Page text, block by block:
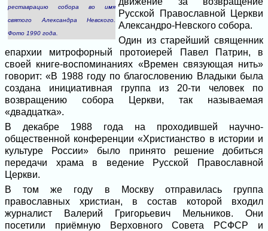
реставрацию собора во имя
святого Александра Невского.
Фото 1990 года.
Русской Православной Церкви
Александро-Невского собора.
Один из старейший священник
епархии митрофорный протоиерей Павел Патрин, в
своей книге-воспоминаниях «Времен связующая нить»
говорит: «В 1988 году по благословению Владыки была
создана инициативная группа из 20-ти человек по
возвращению собора Церкви, так называемая
«двадцатка».
В декабре 1988 года на проходившей научно-
общественной конференции «Христианство в истории и
культуре России» было принято решение добиться
передачи храма в ведение Русской Православной
Церкви.
В том же году в Москву отправилась группа
православных христиан, в состав которой входил
журналист Валерий Григорьевич Мельников. Они
посетили приёмную Верховного Совета РСФСР и